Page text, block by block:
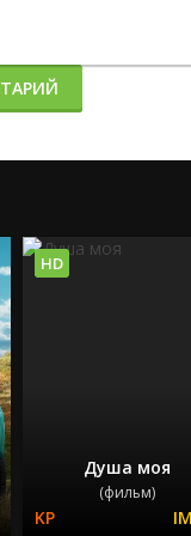
Душа моя
(фильм)
HD